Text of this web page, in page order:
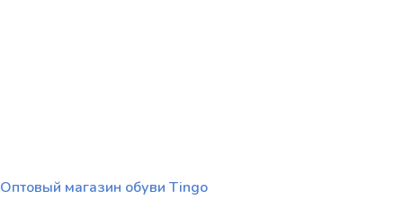
Оптовый магазин обуви Tingo